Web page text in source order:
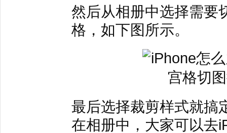
然后从相册中选择需要
格，如下图所示。
最后选择裁剪样式就搞
在相册中，大家可以去